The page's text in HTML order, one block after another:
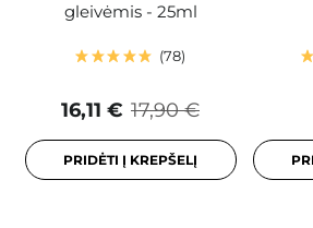
gleivėmis - 25ml
78
17,90 €
16,11 €
PRIDĖTI Į KREPŠELĮ